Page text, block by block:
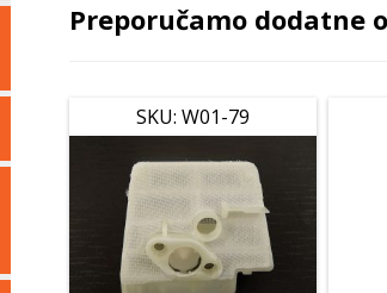
Preporučamo dodatne
SKU: W01-79